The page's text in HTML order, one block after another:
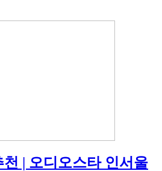
| 오디오스타 인서울